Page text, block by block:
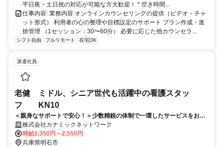
平日夜・土日祝の対応が可能な方大歓迎！ * 空き時間...
仕事内容: 業務内容 オンラインカウンセリングの提供（ビデオ・チャ
ット形式） 利用者の心の整理や目標設定のサポート プラン作成・進
捗管理 （1セッション：30〜60分） 必要に応じた他カウンセラ...
シフト自由 フルリモート 在宅OK
派遣社員
老健 ミドル、シニア世代も活躍中の看護スタッ
フ KN10
＜親身なサポートで安心！＞少数精鋭の体制で一環したサービスをお約
束。ご就業後も不安や悩みを当社スタッフがサポートいたします！
株式会社カナミックネットワーク
時給2,350円～2,550円
兵庫県明石市